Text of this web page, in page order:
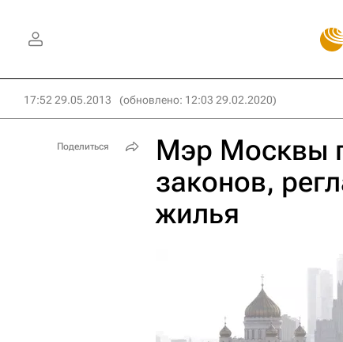
17:52 29.05.2013 (обновлено: 12:03 29.02.2020)
Мэр Москвы
законов,
жилья
Поделиться